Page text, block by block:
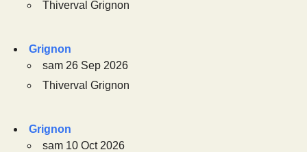
Thiverval Grignon
Grignon
sam 26 Sep 2026
Thiverval Grignon
Grignon
sam 10 Oct 2026